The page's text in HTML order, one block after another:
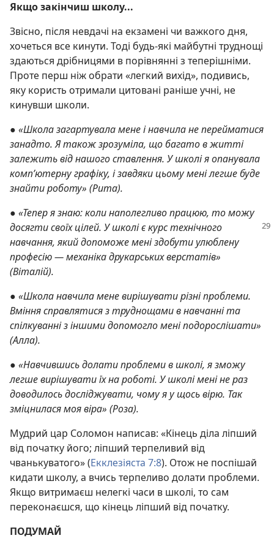
Якщо закінчиш школу...
Звісно, після невдачі на екзамені чи важкого дня,
хочеться все кинути. Тоді будь-які майбутні труднощі
здаються дрібницями в порівнянні з теперішніми.
Проте перш ніж обрати «легкий вихід», подивись,
яку користь отримали цитовані раніше учні, не
кинувши школи.
● «Школа загартувала мене і навчила не перейматися
занадто. Я також зрозуміла, що багато в житті
залежить від нашого ставлення. У школі я опанувала
комп’ютерну графіку, і завдяки цьому мені легше буде
знайти роботу» (Рита).
● «Тепер я знаю: коли наполегливо працюю, то можу
досягти своїх цілей. У школі є курс технічного
навчання, який допоможе мені здобути улюблену
професію — механіка друкарських верстатів»
(Віталій).
● «Школа навчила мене вирішувати різні проблеми.
Вміння справлятися з труднощами в навчанні та
спілкуванні з іншими допомогло мені подорослішати»
(Алла).
● «Навчившись долати проблеми в школі, я зможу
легше вирішувати їх на роботі. У школі мені не раз
доводилось досліджувати, чому я у щось вірю. Так
зміцнилася моя віра» (Роза).
Мудрий цар Соломон написав: «Кінець діла ліпший
від початку його; ліпший терпеливий від
чванькуватого» (Екклезіяста 7:8). Отож не поспішай
кидати школу, а вчись терпеливо долати проблеми.
Якщо витримаєш нелегкі часи в школі, то сам
переконаєшся, що кінець ліпший від початку.
ПОДУМАЙ